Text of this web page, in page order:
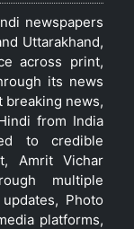
newspapers
Uttarakhand,
across print,
its news
breaking news,
from India
to credible
Amrit Vichar
multiple
Photo
platforms,